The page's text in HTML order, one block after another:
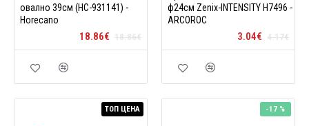
овално 39см (HC-931141) -
Horecano
18.86€ 18.86€
ф24см Zenix-INTENSITY H7496 -
ARCOROC
3.04€ 4.17€
ТОП ЦЕНА -17 %